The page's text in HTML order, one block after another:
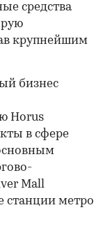
средства
крупнейшим
бизнес
Horus
в сфере
Mall
станции метро